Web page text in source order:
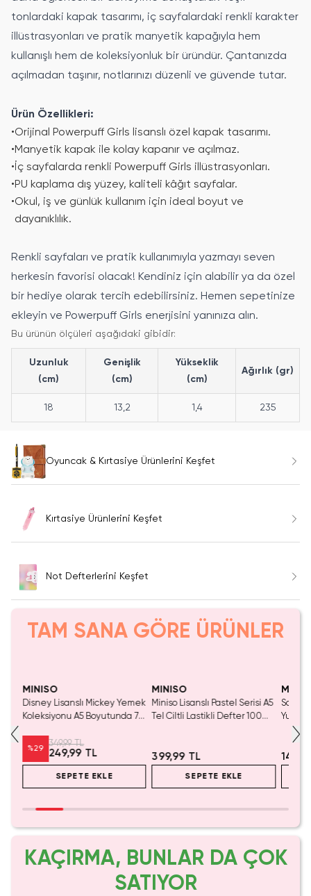
tonlardaki kapak tasarımı, iç sayfalardaki renkli karakter
illüstrasyonları ve pratik manyetik kapağıyla hem
kullanışlı hem de koleksiyonluk bir üründür. Çantanızda
açılmadan taşınır, notlarınızı düzenli ve güvende tutar.
Ürün Özellikleri:
•Orijinal Powerpuff Girls lisanslı özel kapak tasarımı.
•Manyetik kapak ile kolay kapanır ve açılmaz.
• İç sayfalarda renkli Powerpuff Girls illüstrasyonları.
•PU kaplama dış yüzey, kaliteli kâğıt sayfalar.
•Okul, iş ve günlük kullanım için ideal boyut ve
dayanıklılık.
Renkli sayfaları ve pratik kullanımıyla yazmayı seven
herkesin favorisi olacak! Kendiniz için alabilir ya da özel
bir hediye olarak tercih edebilirsiniz. Hemen sepetinize
ekleyin ve Powerpuff Girls enerjisini yanınıza alın.
Bu ürünün ölçüleri aşağıdaki gibidir:
Uzunluk
(cm)
Genişlik
(cm)
Yükseklik
(cm)
Ağırlık (gr)
18 13,2 1,4 235
Oyuncak & Kırtasiye Ürünlerini Keşfet
Kırtasiye Ürünlerini Keşfet
Not Defterlerini Keşfet
TAM SANA GÖRE ÜRÜNLER
MINISO
Disney Lisanslı Mickey Yemek
Koleksiyonu A5 Boyutunda 72
Günlük Planlayıcı
%29
349,99 TL
249,99 TL
SEPETE EKLE
MINISO
Miniso Lisanslı Pastel Serisi A5
Tel Ciltli Lastikli Defter 100
399,99 TL
SEPETE EKLE
Sanrio
– 80
KAÇIRMA, BUNLAR DA ÇOK
SATIYOR